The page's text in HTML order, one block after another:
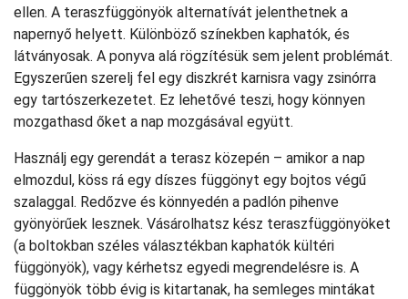
ellen. A teraszfüggönyök alternatívát jelenthetnek a
napernyő helyett. Különböző színekben kaphatók, és
látványosak. A ponyva alá rögzítésük sem jelent problémát.
Egyszerűen szerelj fel egy diszkrét karnisra vagy zsinórra
egy tartószerkezetet. Ez lehetővé teszi, hogy könnyen
mozgathasd őket a nap mozgásával együtt.
Használj egy gerendát a terasz közepén – amikor a nap
elmozdul, köss rá egy díszes függönyt egy bojtos végű
szalaggal. Redőzve és könnyedén a padlón pihenve
gyönyörűek lesznek. Vásárolhatsz kész teraszfüggönyöket
(a boltokban széles választékban kaphatók kültéri
függönyök), vagy kérhetsz egyedi megrendelésre is. A
függönyök több évig is kitartanak, ha semleges mintákat